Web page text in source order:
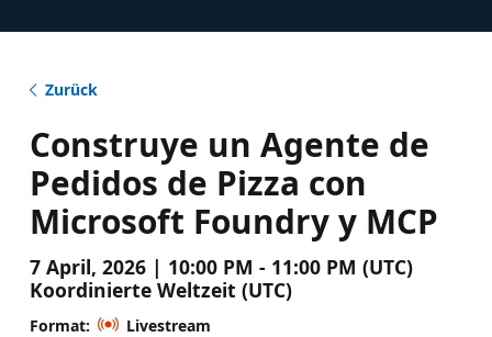
Zurück
Construye un Agente de
Pedidos de Pizza con
Microsoft Foundry y MCP
7 April, 2026 | 10:00 PM - 11:00 PM (UTC)
Koordinierte Weltzeit (UTC)
Format:
Livestream